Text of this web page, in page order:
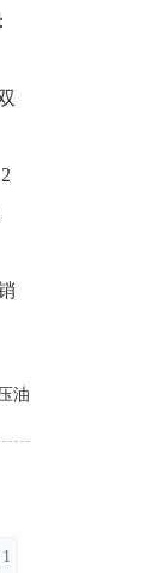
油